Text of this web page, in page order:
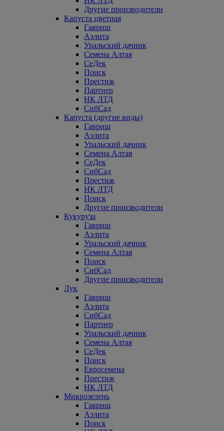
Другие производители
Капуста цветная
Гавриш
Аэлита
Уральский дачник
Семена Алтая
СеДек
Поиск
Престиж
Партнер
НК ЛТД
СибСад
Капуста (другие виды)
Гавриш
Аэлита
Уральский дачник
Семена Алтая
СеДек
СибСад
Престиж
НК ЛТД
Поиск
Другие производители
Кукуруза
Гавриш
Аэлита
Уральский дачник
Семена Алтая
Поиск
СибСад
Другие производители
Лук
Гавриш
Аэлита
СибСад
Партнер
Уральский дачник
Семена Алтая
СеДек
Поиск
Евросемена
Престиж
НК ЛТД
Микрозелень
Гавриш
Аэлита
Поиск